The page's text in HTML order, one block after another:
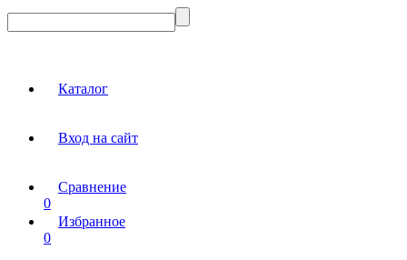
Каталог
Вход на сайт
Сравнение
0
Избранное
0